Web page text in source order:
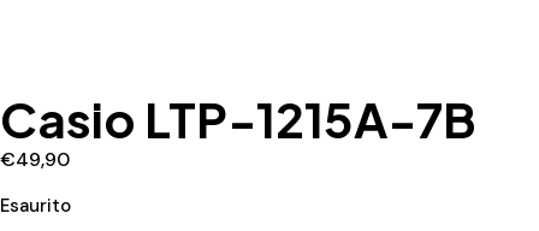
Casio LTP-1215A-7B
€49,90
Esaurito